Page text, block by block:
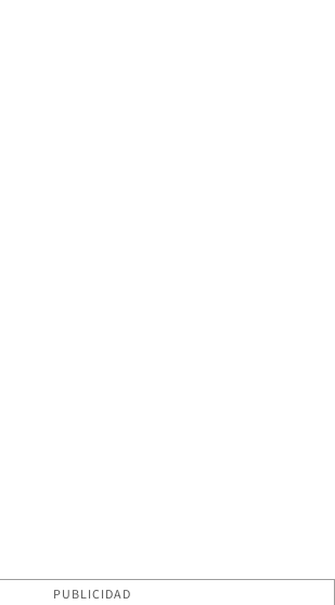
PUBLICIDAD